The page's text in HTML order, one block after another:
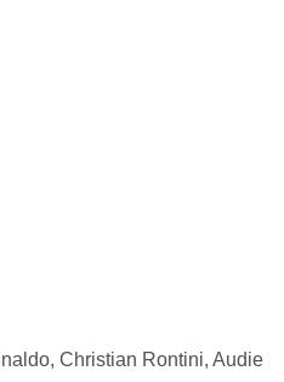
Christian Rontini, Audie